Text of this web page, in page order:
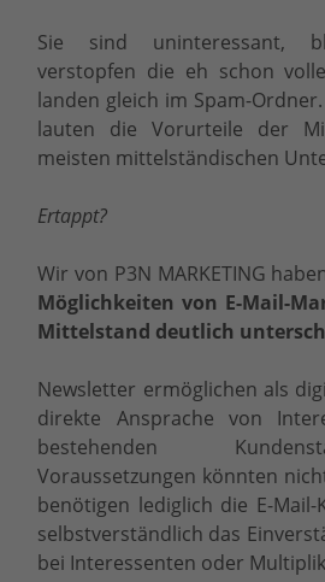
Sie sind uninteressant,
verstopfen die eh schon
landen gleich im Spam-
lauten die Vorurteile der
meisten mittelständischen
Ertappt?
Wir von P3N MARKETING
Möglichkeiten von E-Mail-
Mittelstand deutlich
Newsletter ermöglichen als
direkte Ansprache von
bestehenden
Voraussetzungen könnten
benötigen lediglich die E-
selbstverständlich das
bei Interessenten oder